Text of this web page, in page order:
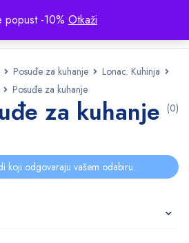
popust -10% Otkaži
Posuđe za kuhanje
Lonac. Kuhinja
Posuđe za kuhanje
za kuhanje (0)
koji odgovaraju vašem odabiru.